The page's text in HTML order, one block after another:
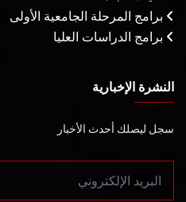
برامج المرحلة الجامعية الأولى
برامج الدراسات العليا
النشرة الإخبارية
سجل ليصلك أحدث الأخبار